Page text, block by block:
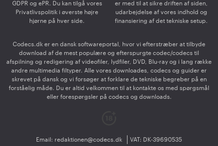
GDPR og ePR. Du kan tilgå vores
Privatlivspolitik i øverste højre
hjørne på hver side.
er med til at sikre driften af siden,
udarbejdelse af vores indhold og
finansiering af det tekniske setup.
Codecs.dk er en dansk softwareportal, hvor vi efterstræber at tilbyde
download af de mest populære og efterspurgte codec/codecs til
afspilning og redigering af videofiler, lydfiler, DVD, Blu-ray og i lang række
andre multimedia filtyper. Alle vores downloades, codecs og guider er
skrevet på dansk og vi forsøger at forklare de tekniske begreber på en
forståelig måde. Du er altid velkommen til at kontakte os med spørgsmål
eller forespørgsler på codecs og downloads.
Email: redaktionen@codecs.dk VAT: DK-39690535